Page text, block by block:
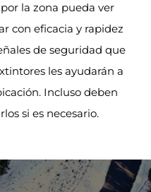
la zona pueda ver
con eficacia y rapidez
de seguridad que
les ayudarán a
Incluso deben
si es necesario.